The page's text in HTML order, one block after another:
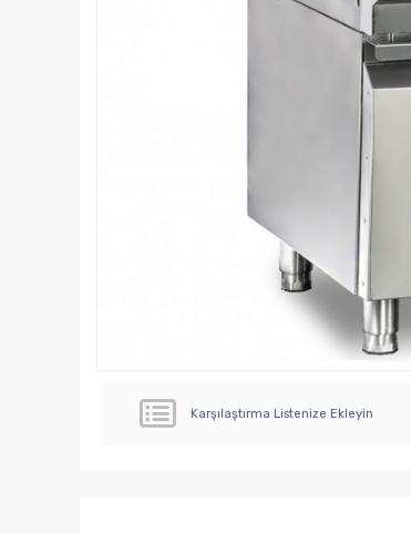
Karşılaştırma Listenize Ekleyin